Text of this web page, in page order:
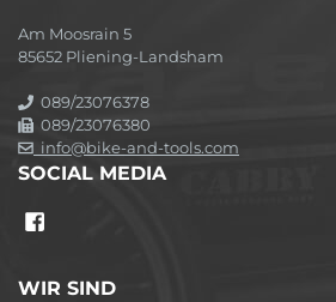
Am Moosrain 5
85652 Pliening-Landsham
089/23076378
089/23076380
info@bike-and-tools.com
SOCIAL MEDIA
WIR SIND